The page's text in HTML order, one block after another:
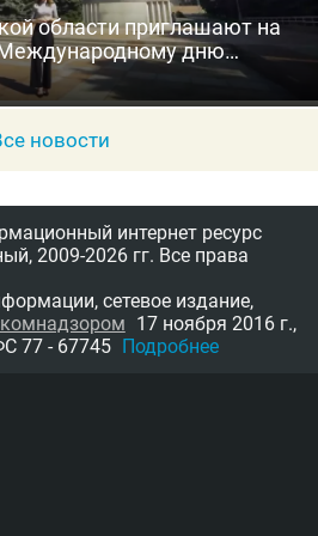
области приглашают на
дню
мест
новости
интернет ресурс
2009-2026 гг. Все права
сетевое издание,
17 ноября 2016 г.,
77 - 67745 Подробнее